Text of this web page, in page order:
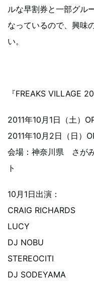
ルな早割券と一部グル
なっているので、興味
い。
『FREAKS VILLAGE
2011年10月1日（土）
2011年10月2日（日）
会場：神奈川県 さが
ト
10月1日出演：
CRAIG RICHARDS
LUCY
DJ NOBU
STEREOCITI
DJ SODEYAMA